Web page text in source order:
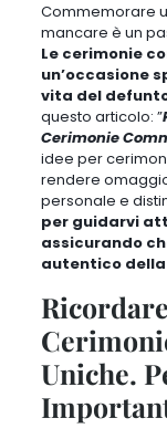
Commemorare
mancare è un
Le cerimonie
un’occasione
vita del
questo articolo: ”
Cerimonie
idee per
rendere
personale e
per guidarvi
assicurando
autentico
Uniche.